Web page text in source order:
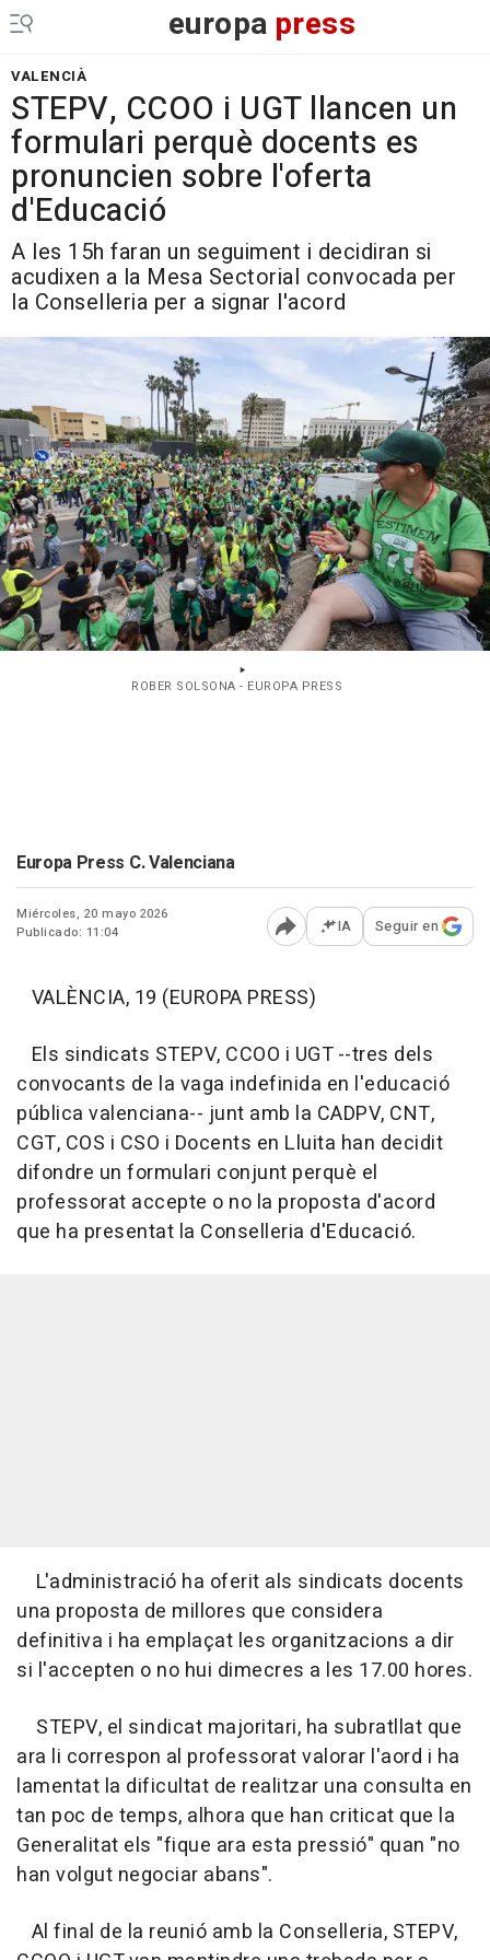
europa press
VALENCIÀ
STEPV, CCOO i UGT llancen un
formulari perquè docents es
pronuncien sobre l'oferta
d'Educació
A les 15h faran un seguiment i decidiran si
acudixen a la Mesa Sectorial convocada per
la Conselleria per a signar l'acord
ROBER SOLSONA - EUROPA PRESS
Europa Press C. Valenciana
Miércoles, 20 mayo 2026
Publicado: 11:04
Abrir opciones para
IA Seguir en
VALÈNCIA, 19 (EUROPA PRESS)
Els sindicats STEPV, CCOO i UGT --tres dels
convocants de la vaga indefinida en l'educació
pública valenciana-- junt amb la CADPV, CNT,
CGT, COS i CSO i Docents en Lluita han decidit
difondre un formulari conjunt perquè el
professorat accepte o no la proposta d'acord
que ha presentat la Conselleria d'Educació.
L'administració ha oferit als sindicats docents
una proposta de millores que considera
definitiva i ha emplaçat les organitzacions a dir
si l'accepten o no hui dimecres a les 17.00 hores.
STEPV, el sindicat majoritari, ha subratllat que
ara li correspon al professorat valorar l'aord i ha
lamentat la dificultat de realitzar una consulta en
tan poc de temps, alhora que han criticat que la
Generalitat els "fique ara esta pressió" quan "no
han volgut negociar abans".
Al final de la reunió amb la Conselleria, STEPV,